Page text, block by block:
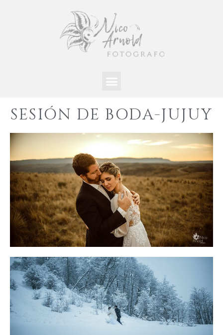
SESIÓN DE BODA-JUJUY